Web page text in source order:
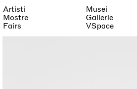
Artisti
Mostre
Fairs
Musei
Gallerie
VSpace